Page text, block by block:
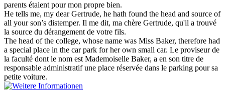
parents étaient pour mon propre bien.
He tells me, my dear Gertrude, he hath found the head and source of
all your son’s distemper. Il me dit, ma chère Gertrude, qu'il a trouvé
la source du dérangement de votre fils.
The head of the college, whose name was Miss Baker, therefore had
a special place in the car park for her own small car. Le proviseur de
la faculté dont le nom est Mademoiselle Baker, a en son titre de
responsable administratif une place réservée dans le parking pour sa
petite voiture.